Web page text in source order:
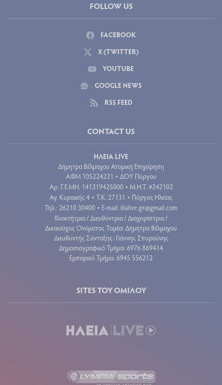
FOLLOW US
FACEBOOK
X (TWITTER)
YOUTUBE
GOOGLE NEWS
RSS FEED
CONTACT US
ΗΛΕΙΑ LIVE
Δήμητρα Βέλμαχου Ατομική Επιχείρηση
ΑΦΜ 105224221 • ΔΟΥ Πύργου
Aρ. Γ.Ε.ΜΗ. 141319425000 • Μ.Η.Τ. #242102
Αγ. Κυριακής 4 • Τ.Κ. 27131 • Πύργος Ηλείας
Τηλ.: 26210 30400 • E-mail: ilialive.gr@gmail.com
Ιδιοκτήτρια / Διευθύντρια / Διαχειρίστρια /
Δικαιούχος Ονόματος Τομέα: Δήμητρα Βέλμαχου
Διευθυντής Σύνταξης: Γιάννης Σπυρούνης
Δημοσιογραφικό Τμήμα: 6976 869414
Εμπορικό Τμήμα: 6945 556212
SITES ΤΟΥ ΟΜΙΛΟΥ